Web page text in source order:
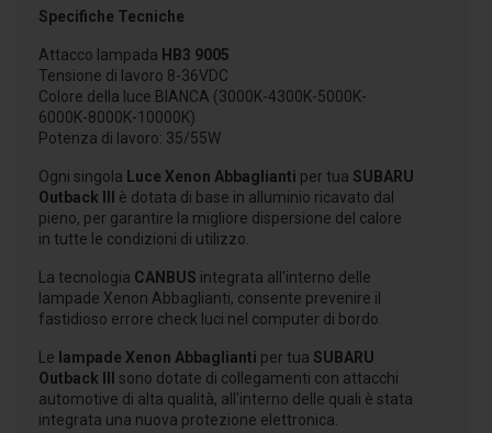
Specifiche Tecniche
Attacco lampada HB3 9005
Tensione di lavoro 8-36VDC
Colore della luce BIANCA (3000K-4300K-5000K-
6000K-8000K-10000K)
Potenza di lavoro: 35/55W
Ogni singola Luce Xenon Abbaglianti per tua SUBARU
Outback III
è dotata di base in alluminio ricavato dal
pieno, per garantire la migliore dispersione del calore
in tutte le condizioni di utilizzo.
La tecnologia CANBUS integrata all'interno delle
lampade Xenon Abbaglianti, consente prevenire il
fastidioso errore check luci nel computer di bordo.
Le lampade Xenon Abbaglianti per tua SUBARU
Outback III sono dotate di collegamenti con attacchi
automotive di alta qualità, all'interno delle quali è stata
integrata una nuova protezione elettronica.